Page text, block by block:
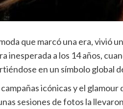
que marcó una era, vivió
inesperada a los 14 años,
en un símbolo global
icónicas y el
sesiones de fotos la